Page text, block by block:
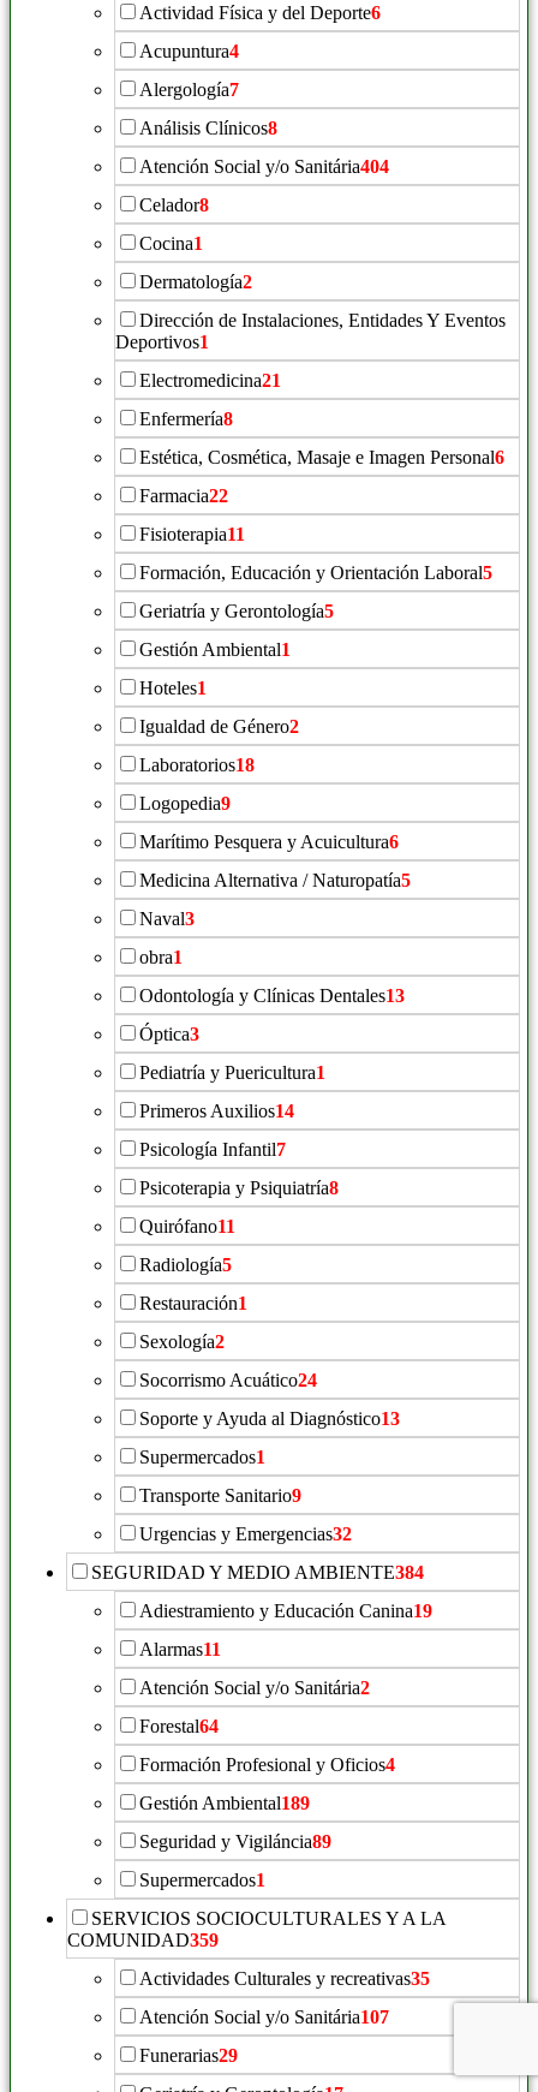
Actividad Física y del Deporte6
Acupuntura4
Alergología7
Análisis Clínicos8
Atención Social y/o Sanitária404
Celador8
Cocina1
Dermatología2
Dirección de Instalaciones, Entidades Y Eventos
Deportivos1
Electromedicina21
Enfermería8
Estética, Cosmética, Masaje e Imagen Personal6
Farmacia22
Fisioterapia11
Formación, Educación y Orientación Laboral5
Geriatría y Gerontología5
Gestión Ambiental1
Hoteles1
Igualdad de Género2
Laboratorios18
Logopedia9
Marítimo Pesquera y Acuicultura6
Medicina Alternativa / Naturopatía5
Naval3
obra1
Odontología y Clínicas Dentales13
Óptica3
Pediatría y Puericultura1
Primeros Auxilios14
Psicología Infantil7
Psicoterapia y Psiquiatría8
Quirófano11
Radiología5
Restauración1
Sexología2
Socorrismo Acuático24
Soporte y Ayuda al Diagnóstico13
Supermercados1
Transporte Sanitario9
Urgencias y Emergencias32
SEGURIDAD Y MEDIO AMBIENTE384
Adiestramiento y Educación Canina19
Alarmas11
Atención Social y/o Sanitária2
Forestal64
Formación Profesional y Oficios4
Gestión Ambiental189
Seguridad y Vigiláncia89
Supermercados1
SERVICIOS SOCIOCULTURALES Y A LA
COMUNIDAD359
Actividades Culturales y recreativas35
Atención Social y/o Sanitária107
Funerarias29